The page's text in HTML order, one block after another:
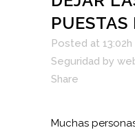
Posted at 13:02h
Seguridad by
Share
Muchas